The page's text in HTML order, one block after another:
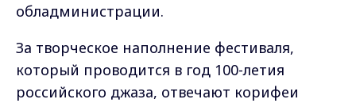
обладминистрации.
За творческое наполнение фестиваля,
который проводится в год 100-летия
российского джаза, отвечают корифеи